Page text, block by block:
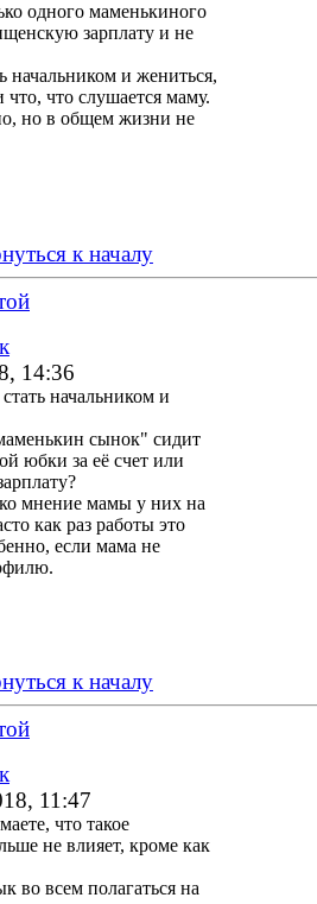
одного маменькиного
зарплату и не
начальником и жениться,
что слушается маму.
но в общем жизни не
к началу
14:36
начальником и
сынок" сидит
юбки за её счет или
мнение мамы у них на
как раз работы это
если мама не
к началу
11:47
что такое
не влияет, кроме как
во всем полагаться на